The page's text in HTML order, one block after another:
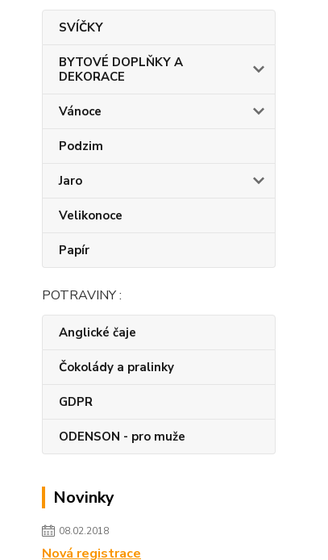
SVÍČKY
BYTOVÉ DOPLŇKY A
DEKORACE
Vánoce
Podzim
Jaro
Velikonoce
Papír
POTRAVINY :
Anglické čaje
Čokolády a pralinky
GDPR
ODENSON - pro muže
Novinky
08.02.2018
Nová registrace